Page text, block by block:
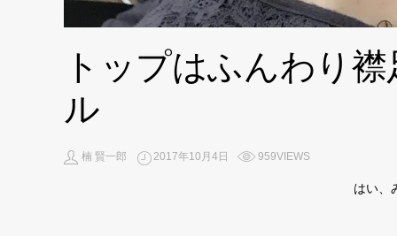
トップはふんわり
ル
楠 賢一郎 2017年10月4日 959VIEWS
はい、